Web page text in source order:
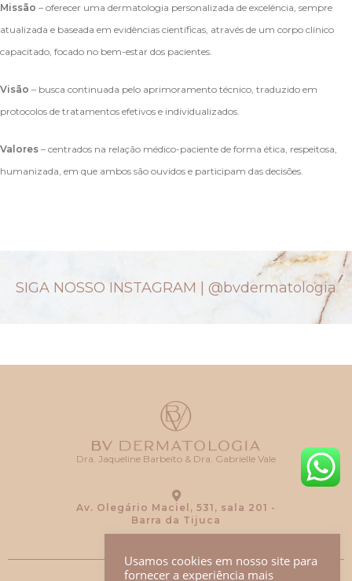
Missão – oferecer uma dermatologia personalizada de excelência, sempre
atualizada e baseada em evidências científicas, através de um corpo clínico
capacitado, focado no bem-estar dos pacientes.
Visão – busca continuada pelo aprimoramento técnico, traduzido em
protocolos de tratamentos efetivos e individualizados.
Valores – centrados na relação médico-paciente de forma ética, respeitosa,
humanizada, em que ambos são ouvidos e participam das decisões.
SIGA NOSSO INSTAGRAM | @bvdermatologia
Dra. Jaqueline Barbeito & Dra. Gabrielle Vale
Av. Olegário Maciel, 531, sala 201 -
Barra da Tijuca
Usamos cookies em nosso site para
fornecer a experiência mais